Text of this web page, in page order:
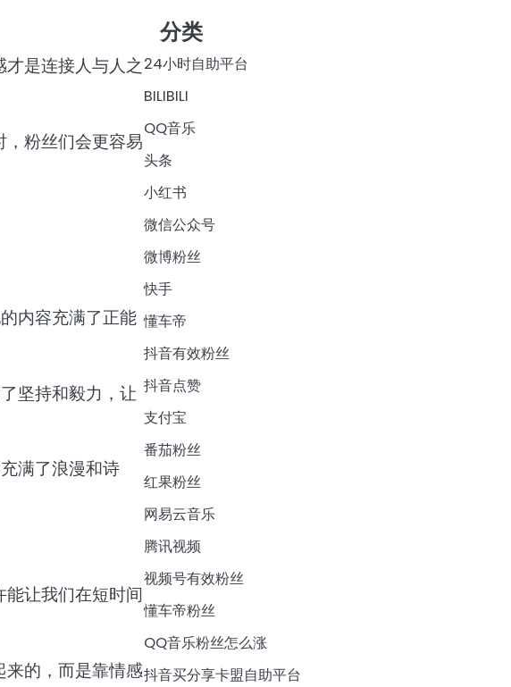
是连接人与人之
粉丝们会更容易
内容充满了正能
坚持和毅力，让
满了浪漫和诗
让我们在短时间
的，而是靠情感
分类
24小时自助平台
BILIBILI
QQ音乐
头条
小红书
微信公众号
微博粉丝
快手
懂车帝
抖音有效粉丝
抖音点赞
支付宝
番茄粉丝
红果粉丝
网易云音乐
腾讯视频
视频号有效粉丝
懂车帝粉丝
QQ音乐粉丝怎么涨
抖音买分享卡盟自助平台